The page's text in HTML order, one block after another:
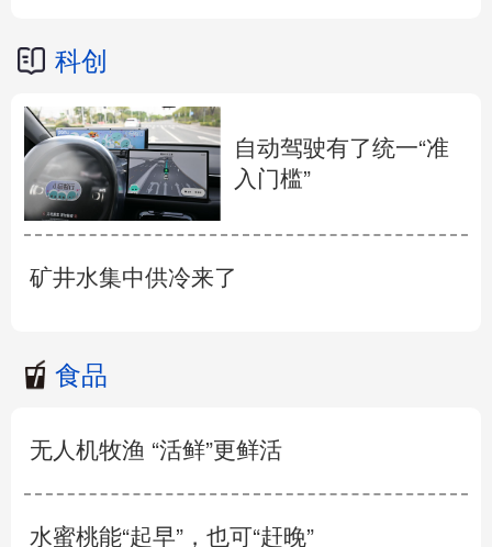
科创
自动驾驶有了统一“准
入门槛”
矿井水集中供冷来了
食品
无人机牧渔 “活鲜”更鲜活
水蜜桃能“起早”，也可“赶晚”